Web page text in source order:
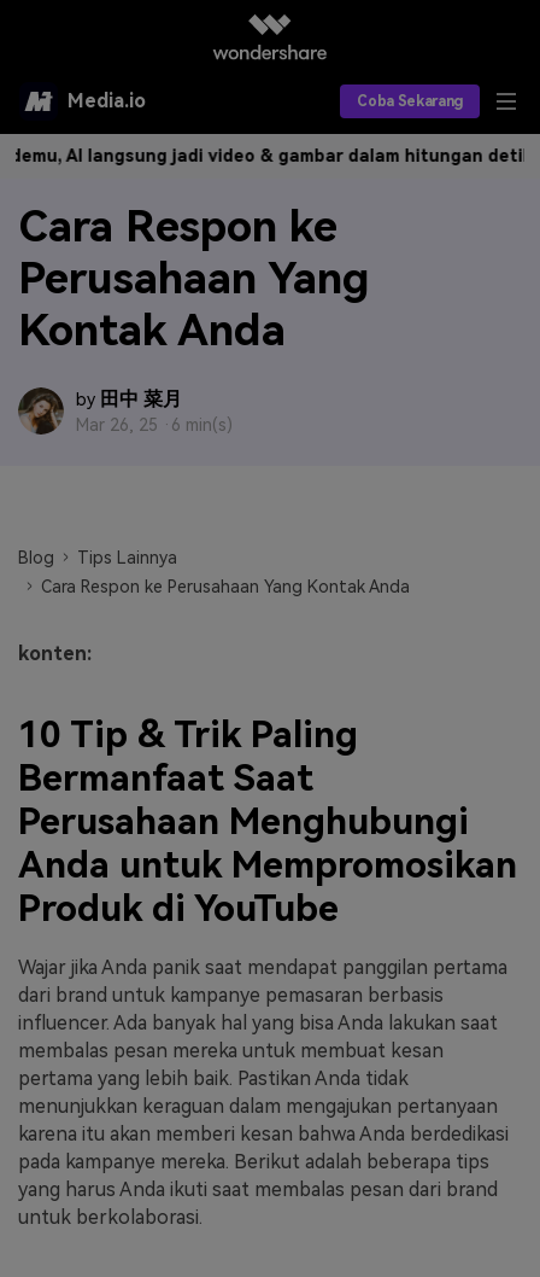
Media.io Coba Sekarang
Alat AI
AI Video
AI Gambar
AI Audio
Model AI yang Didukung
Produk AI
Asisten Video AI
Editor Video AI
Editor Gambar AI
Editor Audio AI
Efek AI
Efek Video
Efek Foto
Sumber Daya
FAQs Hubungi Kami
Postingan Terbaru
Jelajahi Lebih Banyak >>
Harga
AI langsung jadi video & gambar dalam hitungan detik.
Cara Respon ke
Perusahaan Yang
Kontak Anda
by 田中 菜月
Mar 26, 25 · 6 min(s)
Blog
Tips Lainnya
Cara Respon ke Perusahaan Yang Kontak Anda
konten:
10 Tip & Trik Paling
Bermanfaat Saat
Perusahaan Menghubungi
Anda untuk Mempromosikan
Produk di YouTube
Wajar jika Anda panik saat mendapat panggilan pertama
dari brand untuk kampanye pemasaran berbasis
influencer. Ada banyak hal yang bisa Anda lakukan saat
membalas pesan mereka untuk membuat kesan
pertama yang lebih baik. Pastikan Anda tidak
menunjukkan keraguan dalam mengajukan pertanyaan
karena itu akan memberi kesan bahwa Anda berdedikasi
pada kampanye mereka. Berikut adalah beberapa tips
yang harus Anda ikuti saat membalas pesan dari brand
untuk berkolaborasi.